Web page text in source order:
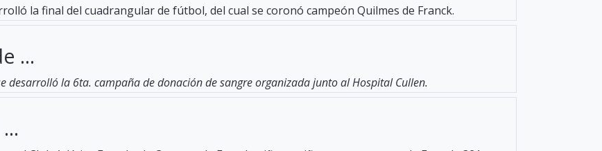
la final del cuadrangular de fútbol, del cual se coronó campeón Quilmes de Franck.
...
desarrolló la 6ta. campaña de donación de sangre organizada junto al Hospital Cullen.